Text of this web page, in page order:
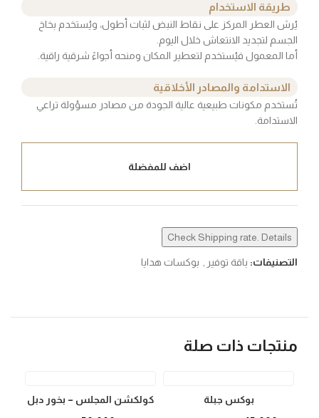
طريقة الاستخدام
يُرش العطر المركز على نقاط النبض لثبات أطول، ويُستخدم بخاخ
الجسم لتجديد الانتعاش خلال اليوم.
أما المعمول فيُستخدم لتعطير المكان ومنحه أجواءً شرقية راقية.
الاستدامة والمصادر الأخلاقية
تُستخدم مكونات طبيعية عالية الجودة من مصادر مسؤولة تراعي
الاستدامة.
اضف للمفضلة
Check Shipping rate. Details
التصنيفات: باقة توفير بوكسات هدايا
منتجات ذات صلة
بوكس جبلة
كولكشن المجلس – بخور دبل